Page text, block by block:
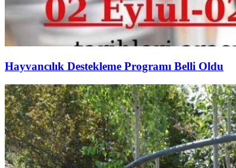
Hayvancılık Destekleme Programı Belli Oldu